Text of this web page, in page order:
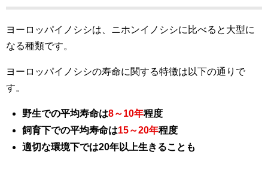
ヨーロッパイノシシは、ニホンイノシシに比べると大型に
なる種類です。
ヨーロッパイノシシの寿命に関する特徴は以下の通りで
す。
野生での平均寿命は8～10年程度
飼育下での平均寿命は15～20年程度
適切な環境下では20年以上生きることも